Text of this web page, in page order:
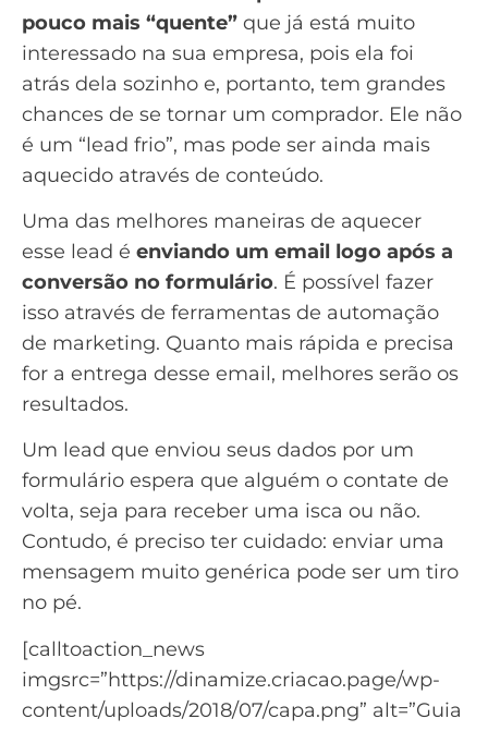
pouco mais “quente” que já está muito
interessado na sua empresa, pois ela foi
atrás dela sozinho e, portanto, tem grandes
chances de se tornar um comprador. Ele não
é um “lead frio”, mas pode ser ainda mais
aquecido através de conteúdo.
Uma das melhores maneiras de aquecer
esse lead é enviando um email logo após a
conversão no formulário. É possível fazer
isso através de ferramentas de automação
de marketing. Quanto mais rápida e precisa
for a entrega desse email, melhores serão os
resultados.
Um lead que enviou seus dados por um
formulário espera que alguém o contate de
volta, seja para receber uma isca ou não.
Contudo, é preciso ter cuidado: enviar uma
mensagem muito genérica pode ser um tiro
no pé.
[calltoaction_news
imgsrc=”https://dinamize.criacao.page/wp-
content/uploads/2018/07/capa.png” alt=”Guia